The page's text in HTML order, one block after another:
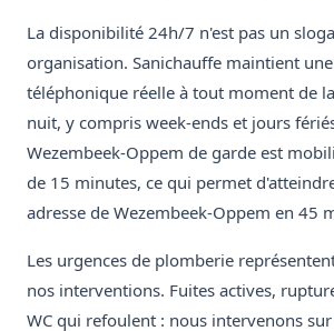
La disponibilité 24h/7 n'est pas un
organisation. Sanichauffe maintient
téléphonique réelle à tout moment de
nuit, y compris week-ends et jours
Wezembeek-Oppem de garde est
de 15 minutes, ce qui permet
adresse de Wezembeek-Oppem en 45
Les urgences de plomberie
nos interventions. Fuites actives,
WC qui refoulent : nous intervenons sur